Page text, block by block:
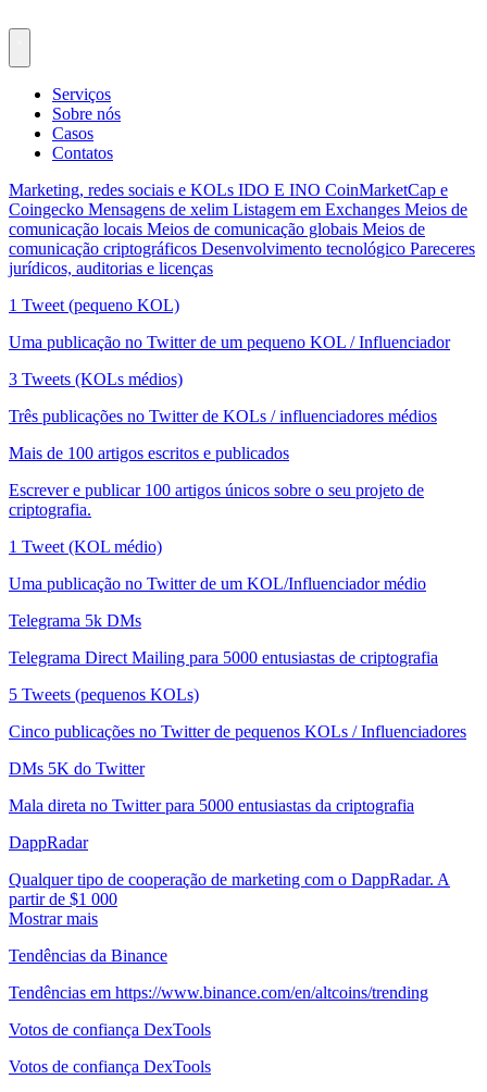
Serviços
Sobre nós
Casos
Contatos
Marketing, redes sociais e KOLs IDO E INO CoinMarketCap e
Coingecko Mensagens de xelim Listagem em Exchanges Meios de
comunicação locais Meios de comunicação globais Meios de
comunicação criptográficos Desenvolvimento tecnológico Pareceres
jurídicos, auditorias e licenças
1 Tweet (pequeno KOL)
Uma publicação no Twitter de um pequeno KOL / Influenciador
3 Tweets (KOLs médios)
Três publicações no Twitter de KOLs / influenciadores médios
Mais de 100 artigos escritos e publicados
Escrever e publicar 100 artigos únicos sobre o seu projeto de
criptografia.
1 Tweet (KOL médio)
Uma publicação no Twitter de um KOL/Influenciador médio
Telegrama 5k DMs
Telegrama Direct Mailing para 5000 entusiastas de criptografia
5 Tweets (pequenos KOLs)
Cinco publicações no Twitter de pequenos KOLs / Influenciadores
DMs 5K do Twitter
Mala direta no Twitter para 5000 entusiastas da criptografia
DappRadar
Qualquer tipo de cooperação de marketing com o DappRadar. A
partir de $1 000
Mostrar mais
Tendências da Binance
Tendências em https://www.binance.com/en/altcoins/trending
Votos de confiança DexTools
Votos de confiança DexTools